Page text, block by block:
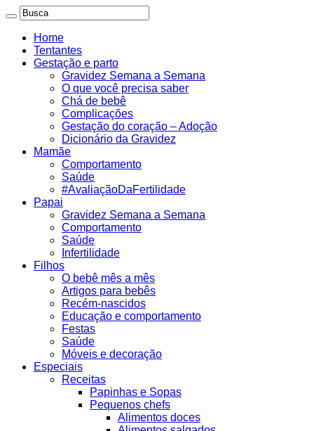
Home
Tentantes
Gestação e parto
Gravidez Semana a Semana
O que você precisa saber
Chá de bebê
Complicações
Gestação do coração – Adoção
Dicionário da Gravidez
Mamãe
Comportamento
Saúde
#AvaliaçãoDaFertilidade
Papai
Gravidez Semana a Semana
Comportamento
Saúde
Infertilidade
Filhos
O bebê mês a mês
Artigos para bebês
Recém-nascidos
Educação e comportamento
Festas
Saúde
Móveis e decoração
Especiais
Receitas
Papinhas e Sopas
Pequenos chefs
Alimentos doces